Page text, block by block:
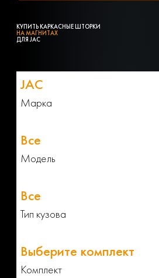
КУПИТЬ КАРКАСНЫЕ ШТОРКИ
НА МАГНИТАХ
ДЛЯ JAC
Марка
Модель
Тип кузова
Комплект